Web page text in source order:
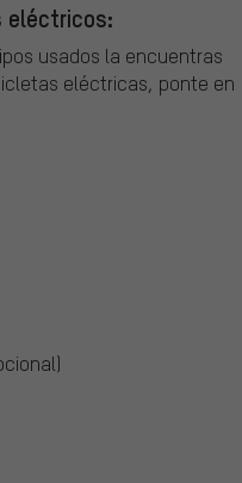
eléctricos:
usados la encuentras
eléctricas, ponte en